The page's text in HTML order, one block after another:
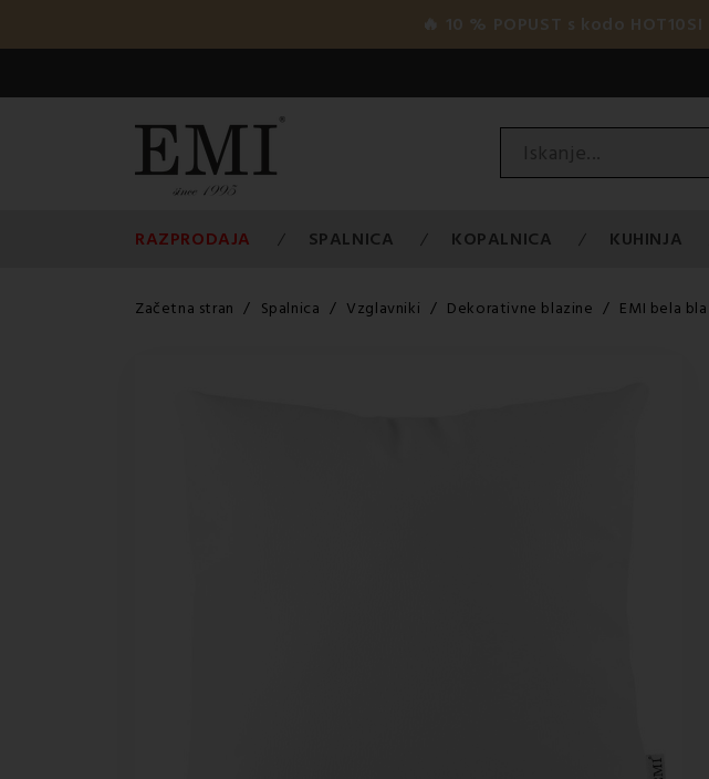
🔥 10 % POPUST s kodo
RAZPRODAJA SPALNICA KOPALNICA KUHINJA
Začetna stran Spalnica Vzglavniki Dekorativne blazine EMI bela